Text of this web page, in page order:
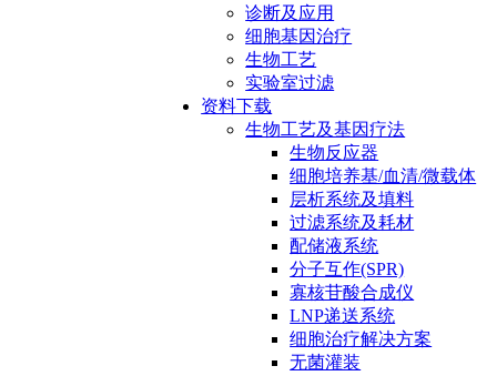
诊断及应用
细胞基因治疗
生物工艺
实验室过滤
资料下载
生物工艺及基因疗法
生物反应器
细胞培养基/血清/微载体
层析系统及填料
过滤系统及耗材
配储液系统
分子互作(SPR)
寡核苷酸合成仪
LNP递送系统
细胞治疗解决方案
无菌灌装